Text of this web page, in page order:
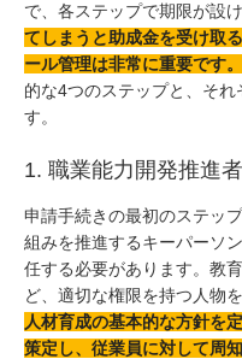
で、各ステップで期限が設
てしまうと助成金を受け取
ール管理は非常に重要です。
的な4つのステップと、そ
す。
1. 職業能力開発推進
申請手続きの最初のステッ
組みを推進するキーパーソ
任する必要があります。教
ど、適切な権限を持つ人物
人材育成の基本的な方針を
策定し、従業員に対して周